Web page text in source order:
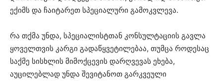
ექიმს და ჩაიტარეთ სპეციალური გამოკვლევა.
რა თქმა უნდა, სპეციალისტთან კონსულტაციის გავლა
ყოველთვის კარგი გადაწყვეტილებაა, თუმცა როდესაც
საქმე სისხლის მიმოქცევის დარღვევას ეხება,
აუცილებლად უნდა შევიტანოთ გარკვეული